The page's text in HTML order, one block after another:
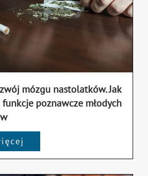
mózgu nastolatków. Jak
poznawcze młodych